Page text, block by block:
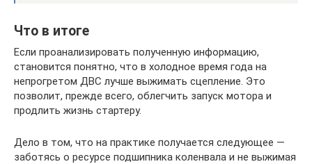
Что в итоге
Если проанализировать полученную информацию,
становится понятно, что в холодное время года на
непрогретом ДВС лучше выжимать сцепление. Это
позволит, прежде всего, облегчить запуск мотора и
продлить жизнь стартеру.
Дело в том, что на практике получается следующее —
заботясь о ресурсе подшипника коленвала и не выжимая